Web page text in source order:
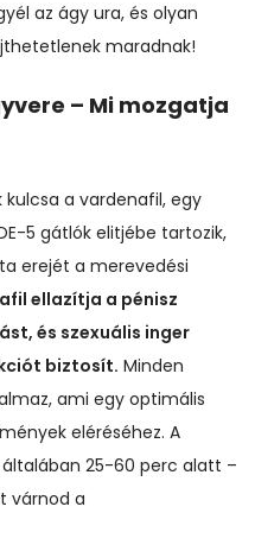
az ágy ura, és olyan
maradnak!
– Mi mozgatja
a vardenafil, egy
5 gátlók elitjébe tartozik,
erejét a merevedési
ellazítja a pénisz
és szexuális inger
biztosít. Minden
ami egy optimális
eléréséhez. A
25-60 perc alatt –
várnod a